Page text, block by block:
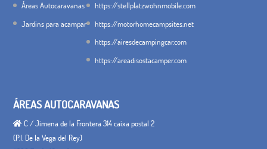
Áreas Autocaravanas
Jardins para acampar
https://stellplatzwohnmobile.com
https://motorhomecampsites.net
https://airesdecampingcar.com
https://areadisostacamper.com
ÁREAS AUTOCARAVANAS
C / Jimena de la Frontera 314 caixa postal 2
(P.I. De la Vega del Rey)